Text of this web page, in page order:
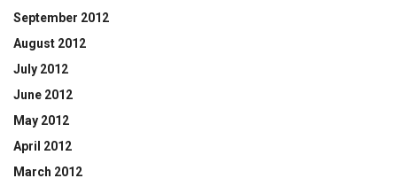
September 2012
August 2012
July 2012
June 2012
May 2012
April 2012
March 2012